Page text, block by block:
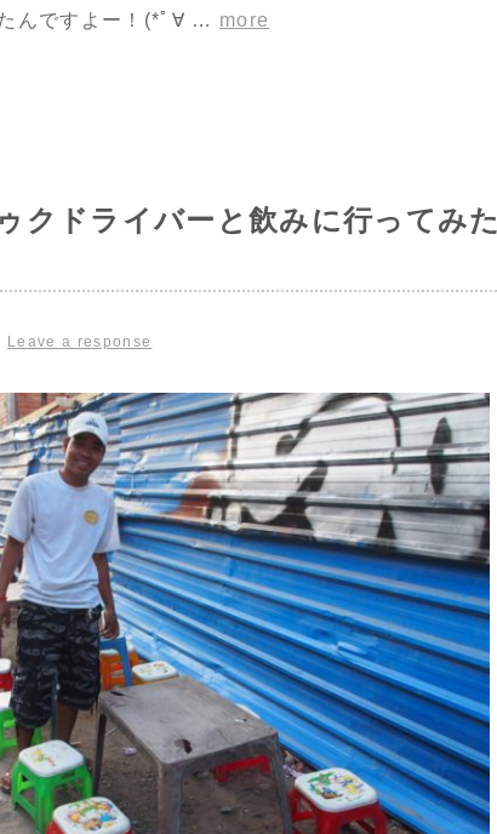
んですよー！(*ﾟ∀ … more
クドライバーと飲みに行ってみた
Leave a response